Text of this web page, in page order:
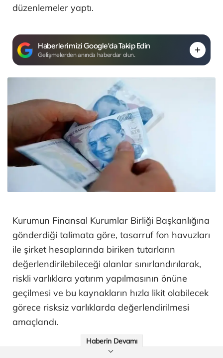
düzenlemeler yaptı.
Haberlerimizi Google'da Takip Edin
Gelişmelerden anında haberdar olun.
Kurumun Finansal Kurumlar Birliği Başkanlığına
gönderdiği talimata göre, tasarruf fon havuzları
ile şirket hesaplarında biriken tutarların
değerlendirilebileceği alanlar sınırlandırılarak,
riskli varlıklara yatırım yapılmasının önüne
geçilmesi ve bu kaynakların hızla likit olabilecek
görece risksiz varlıklarda değerlendirilmesi
amaçlandı.
Haberin Devamı